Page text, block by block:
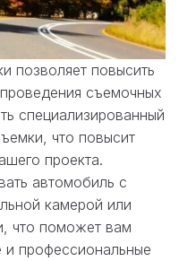
позволяет повысить
съемочных
специализированный
что повысит
проекта.
автомобиль с
камерой или
что поможет вам
и профессиональные